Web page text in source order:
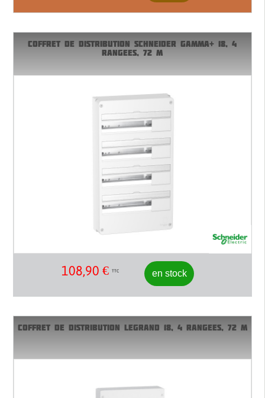
COFFRET DE DISTRIBUTION SCHNEIDER GAMMA+ 18, 4
RANGEES, 72 M
108,90 € TTC en stock
COFFRET DE DISTRIBUTION LEGRAND 18, 4 RANGEES, 72 M